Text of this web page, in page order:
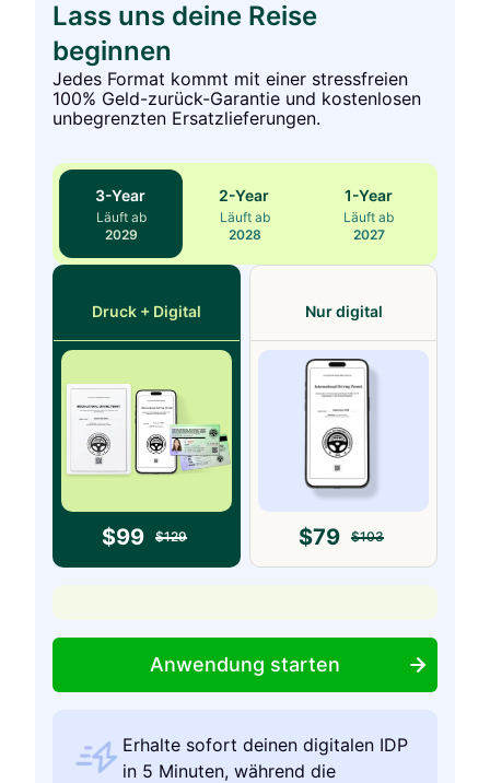
Lass uns deine Reise
beginnen
Jedes Format kommt mit einer stressfreien
100% Geld-zurück-Garantie und kostenlosen
unbegrenzten Ersatzlieferungen.
3-Year
Läuft ab
2029
2-Year
Läuft ab
2028
1-Year
Läuft ab
2027
Druck + Digital
$99 $129
Nur digital
$79 $103
Anwendung starten
Erhalte sofort deinen digitalen IDP
in 5 Minuten, während die